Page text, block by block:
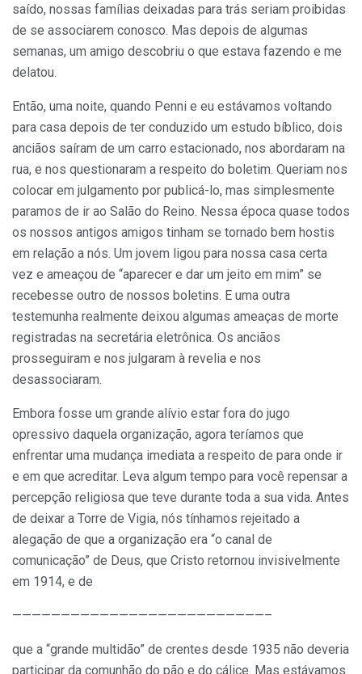
saído, nossas famílias deixadas para trás seriam proibidas
de se associarem conosco. Mas depois de algumas
semanas, um amigo descobriu o que estava fazendo e me
delatou.
Então, uma noite, quando Penni e eu estávamos voltando
para casa depois de ter conduzido um estudo bíblico, dois
anciãos saíram de um carro estacionado, nos abordaram na
rua, e nos questionaram a respeito do boletim. Queriam nos
colocar em julgamento por publicá-lo, mas simplesmente
paramos de ir ao Salão do Reino. Nessa época quase todos
os nossos antigos amigos tinham se tornado bem hostis
em relação a nós. Um jovem ligou para nossa casa certa
vez e ameaçou de “aparecer e dar um jeito em mim” se
recebesse outro de nossos boletins. E uma outra
testemunha realmente deixou algumas ameaças de morte
registradas na secretária eletrônica. Os anciãos
prosseguiram e nos julgaram à revelia e nos
desassociaram.
Embora fosse um grande alívio estar fora do jugo
opressivo daquela organização, agora teríamos que
enfrentar uma mudança imediata a respeito de para onde ir
e em que acreditar. Leva algum tempo para você repensar a
percepção religiosa que teve durante toda a sua vida. Antes
de deixar a Torre de Vigia, nós tínhamos rejeitado a
alegação de que a organização era “o canal de
comunicação” de Deus, que Cristo retornou invisivelmente
em 1914, e de
——————————————————————————–
que a “grande multidão” de crentes desde 1935 não deveria
participar da comunhão do pão e do cálice. Mas estávamos